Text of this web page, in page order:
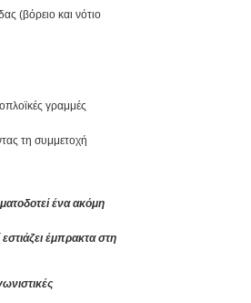
(βόρειο και νότιο
γραμμές
τη συμμετοχή
ένα ακόμη
έμπρακτα στη